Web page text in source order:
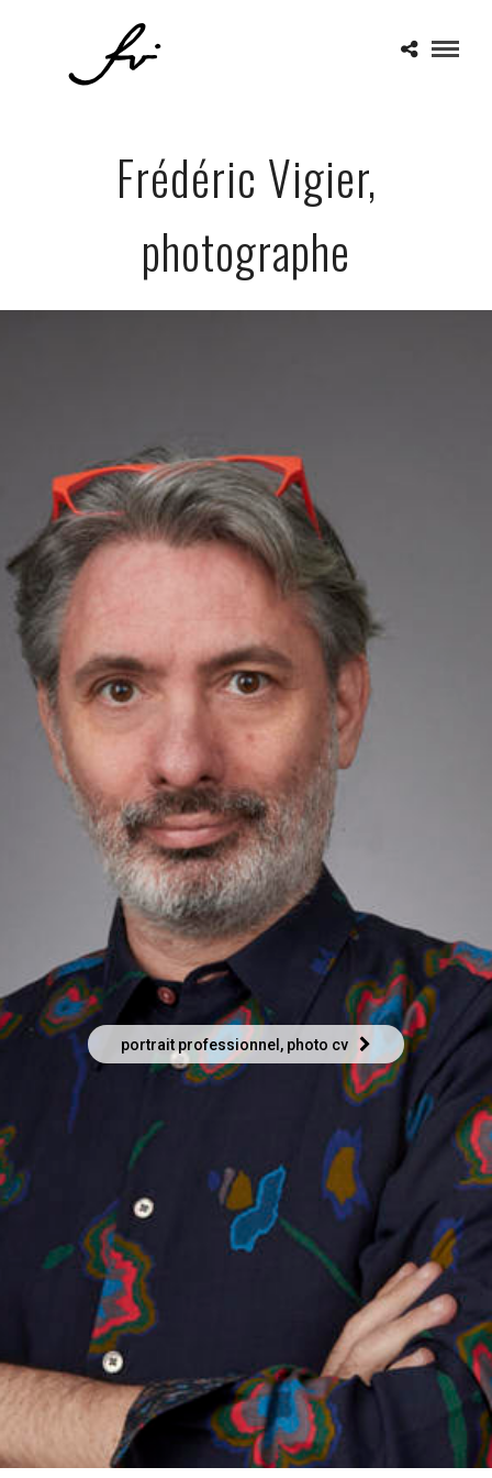
Frédéric Vigier,
photographe
portrait professionnel, photo cv